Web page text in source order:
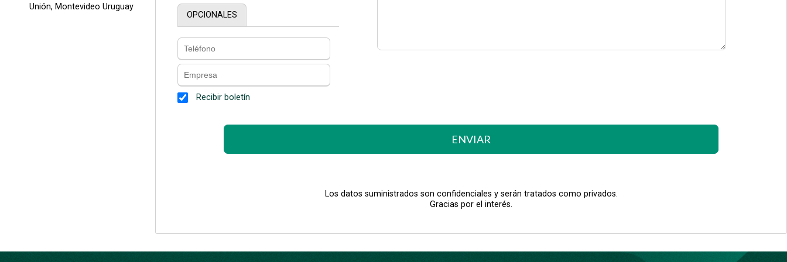
Unión, Montevideo Uruguay
OPCIONALES
Recibir boletín
ENVIAR
Los datos suministrados son confidenciales y serán tratados como privados.
Gracias por el interés.